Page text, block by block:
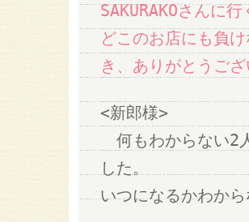
SAKURAKOさんに
どこのお店にも負
き、ありがとうござ
<新郎様>
何もわからない2
した。
いつになるかわか